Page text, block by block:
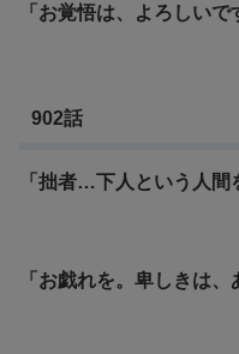
「お覚悟は、よろしいで
902話
「拙者…下人という人間
「お戯れを。卑しきは、